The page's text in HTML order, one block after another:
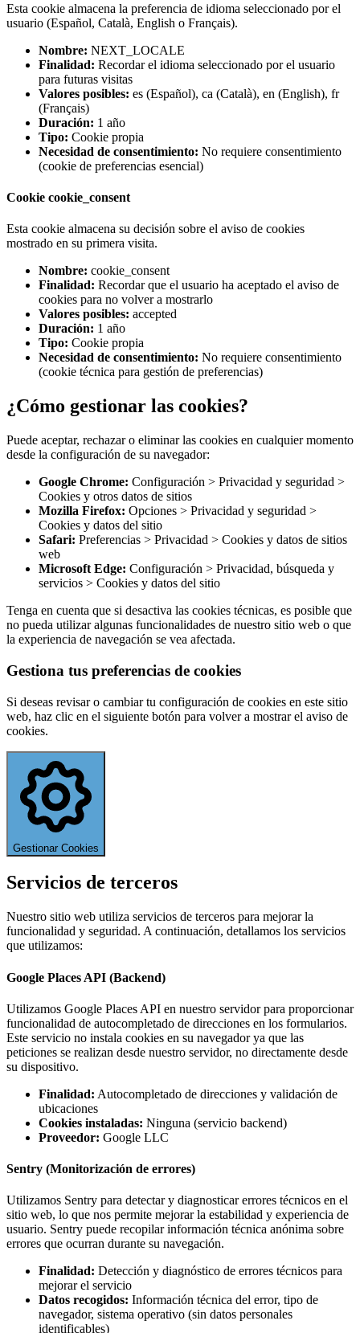
Esta cookie almacena la preferencia de idioma seleccionado por el
usuario (Español, Català, English o Français).
Nombre: NEXT_LOCALE
Finalidad: Recordar el idioma seleccionado por el usuario
para futuras visitas
Valores posibles: es (Español), ca (Català), en (English), fr
(Français)
Duración: 1 año
Tipo: Cookie propia
Necesidad de consentimiento: No requiere consentimiento
(cookie de preferencias esencial)
Cookie cookie_consent
Esta cookie almacena su decisión sobre el aviso de cookies
mostrado en su primera visita.
Nombre: cookie_consent
Finalidad: Recordar que el usuario ha aceptado el aviso de
cookies para no volver a mostrarlo
Valores posibles: accepted
Duración: 1 año
Tipo: Cookie propia
Necesidad de consentimiento: No requiere consentimiento
(cookie técnica para gestión de preferencias)
¿Cómo gestionar las cookies?
Puede aceptar, rechazar o eliminar las cookies en cualquier momento
desde la configuración de su navegador:
Google Chrome: Configuración > Privacidad y seguridad >
Cookies y otros datos de sitios
Mozilla Firefox: Opciones > Privacidad y seguridad >
Cookies y datos del sitio
Safari: Preferencias > Privacidad > Cookies y datos de sitios
web
Microsoft Edge: Configuración > Privacidad, búsqueda y
servicios > Cookies y datos del sitio
Tenga en cuenta que si desactiva las cookies técnicas, es posible que
no pueda utilizar algunas funcionalidades de nuestro sitio web o que
la experiencia de navegación se vea afectada.
Gestiona tus preferencias de cookies
Si deseas revisar o cambiar tu configuración de cookies en este sitio
web, haz clic en el siguiente botón para volver a mostrar el aviso de
cookies.
Gestionar Cookies
Servicios de terceros
Nuestro sitio web utiliza servicios de terceros para mejorar la
funcionalidad y seguridad. A continuación, detallamos los servicios
que utilizamos:
Google Places API (Backend)
Utilizamos Google Places API en nuestro servidor para proporcionar
funcionalidad de autocompletado de direcciones en los formularios.
Este servicio no instala cookies en su navegador ya que las
peticiones se realizan desde nuestro servidor, no directamente desde
su dispositivo.
Finalidad: Autocompletado de direcciones y validación de
ubicaciones
Cookies instaladas: Ninguna (servicio backend)
Proveedor: Google LLC
Sentry (Monitorización de errores)
Utilizamos Sentry para detectar y diagnosticar errores técnicos en el
sitio web, lo que nos permite mejorar la estabilidad y experiencia de
usuario. Sentry puede recopilar información técnica anónima sobre
errores que ocurran durante su navegación.
Finalidad: Detección y diagnóstico de errores técnicos para
mejorar el servicio
Datos recogidos: Información técnica del error, tipo de
navegador, sistema operativo (sin datos personales
identificables)